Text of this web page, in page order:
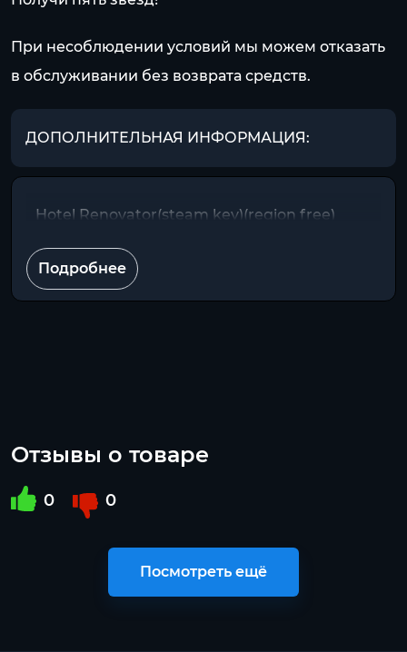
При несоблюдении условий мы можем отказать
в обслуживании без возврата средств.
ДОПОЛНИТЕЛЬНАЯ ИНФОРМАЦИЯ:
Hotel Renovator(steam key)(region free)
Подробнее
Отзывы о товаре
0 0
Посмотреть ещё